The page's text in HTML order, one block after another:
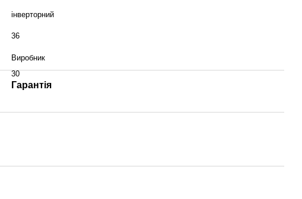
інверторний
36
Виробник
30
Гарантія